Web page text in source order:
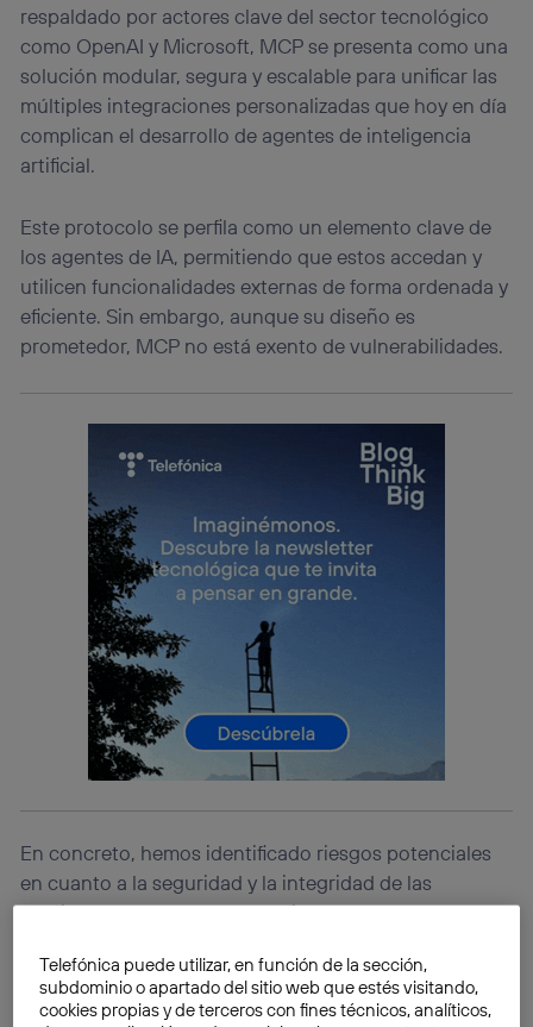
respaldado por actores clave del sector tecnológico
como OpenAI y Microsoft, MCP se presenta como una
solución modular, segura y escalable para unificar las
múltiples integraciones personalizadas que hoy en día
complican el desarrollo de agentes de inteligencia
artificial.
Este protocolo se perfila como un elemento clave de
los agentes de IA, permitiendo que estos accedan y
utilicen funcionalidades externas de forma ordenada y
eficiente. Sin embargo, aunque su diseño es
prometedor, MCP no está exento de vulnerabilidades.
En concreto, hemos identificado riesgos potenciales
en cuanto a la seguridad y la integridad de las
funciones que expone un servidor MCP, lo que nos
Telefónica: Scanorama. Esta herramienta de código
abierto está concebida para detectar y mitigar
Telefónica puede utilizar, en función de la sección,
subdominio o apartado del sitio web que estés visitando,
cookies propias y de terceros con fines técnicos, analíticos,